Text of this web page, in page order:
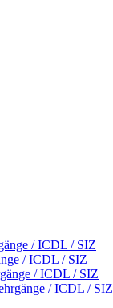
/ ICDL / SIZ
/ ICDL / SIZ
/ ICDL / SIZ
/ ICDL / SIZ